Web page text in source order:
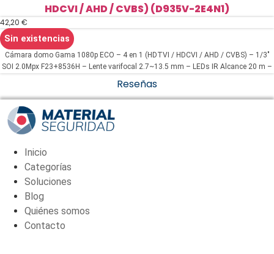
HDCVI / AHD / CVBS) (D935V-2E4N1)
42,20 €
Sin existencias
Cámara domo Gama 1080p ECO – 4 en 1 (HDTVI / HDCVI / AHD / CVBS) – 1/3"
SOI 2.0Mpx F23+8536H – Lente varifocal 2.7~13.5 mm – LEDs IR Alcance 20 m –
Reseñas
Inicio
Categorías
Soluciones
Blog
Quiénes somos
Contacto